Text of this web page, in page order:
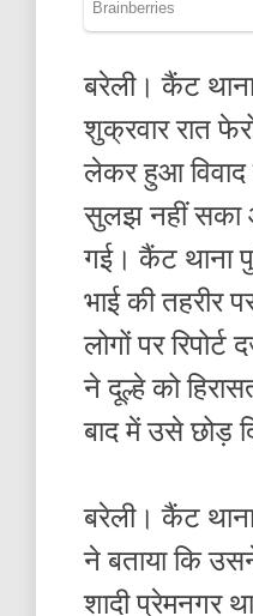
बरेली। कैंट
शुक्रवार रात
लेकर हुआ विवाद
सुलझ नहीं सका
गई। कैंट थाना
भाई की तहरीर
लोगों पर
ने दूल्हे को
बाद में उसे छोड़
बरेली। कैंट
ने बताया कि
शादी प्रेमनगर